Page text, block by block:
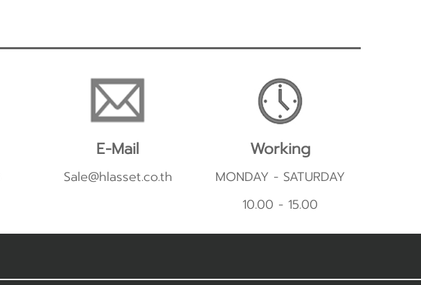
E-Mail
Sale@hlasset.co.th
Working
MONDAY - SATURDAY
10.00 - 15.00